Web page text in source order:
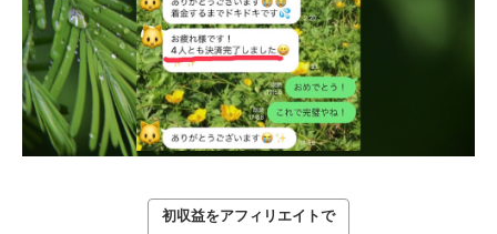
初収益をアフィリエイトで